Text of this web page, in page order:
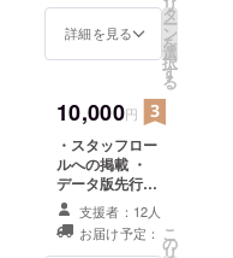
身。
▼ 略歴 ▼
ディガ」
- 企画 / ディ
レクション /
ゲームデザ
イン / サウン
ド（一部）
グアニメーショ
ンムービー ・限
箋"前日譚"漫画
データ
詳細を見る
タ
ー
ン
を
選
択
す
る
10,000円
・スタッフロー
ルへの掲載 ・
データ版先行サ
ウンドトラック
・ノンクレジッ
ト版オープニン
支援者：12人
お届け予定： こ
の
リ